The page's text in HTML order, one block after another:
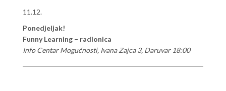
11.12.
Ponedjeljak!
Funny Learning – radionica
Info Centar Mogućnosti, Ivana Zajca 3, Daruvar 18:00